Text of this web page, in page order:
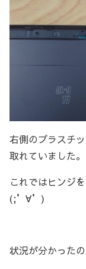
右側のプラスチ
取れていました。
これではヒンジ
(;’∀’)
状況が分かった